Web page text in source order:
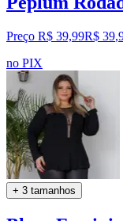
Preço R$ 39,99R$ 39,
no PIX
+ 3 tamanhos